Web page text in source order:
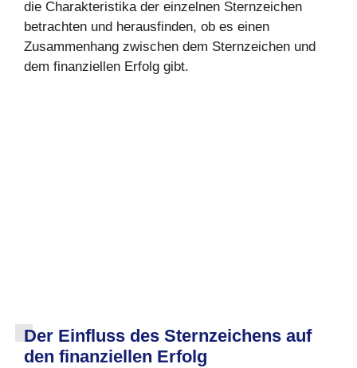
die Charakteristika der einzelnen Sternzeichen
betrachten und herausfinden, ob es einen
Zusammenhang zwischen dem Sternzeichen und
dem finanziellen Erfolg gibt.
Der Einfluss des Sternzeichens auf
den finanziellen Erfolg